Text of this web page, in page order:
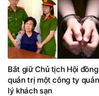
Bắt giữ Chủ tịch Hội đồng
quản trị một công ty quản
lý khách sạn